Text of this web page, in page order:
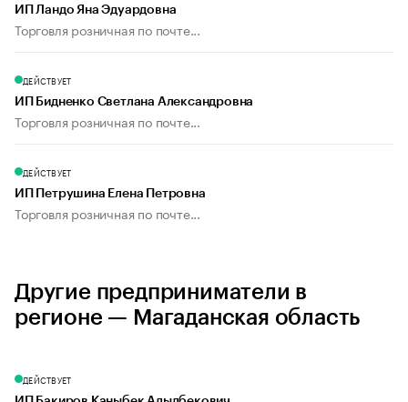
ИП Ландо Яна Эдуардовна
Торговля розничная по почте...
ДЕЙСТВУЕТ
ИП Бидненко Светлана Александровна
Торговля розничная по почте...
ДЕЙСТВУЕТ
ИП Петрушина Елена Петровна
Торговля розничная по почте...
Другие предприниматели в
регионе — Магаданская область
ДЕЙСТВУЕТ